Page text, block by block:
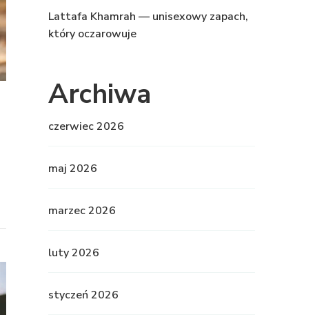
Lattafa Khamrah — unisexowy zapach,
który oczarowuje
Archiwa
czerwiec 2026
maj 2026
marzec 2026
luty 2026
styczeń 2026